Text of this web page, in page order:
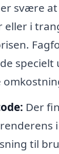
svære
eller i
specielt
Der
i
til